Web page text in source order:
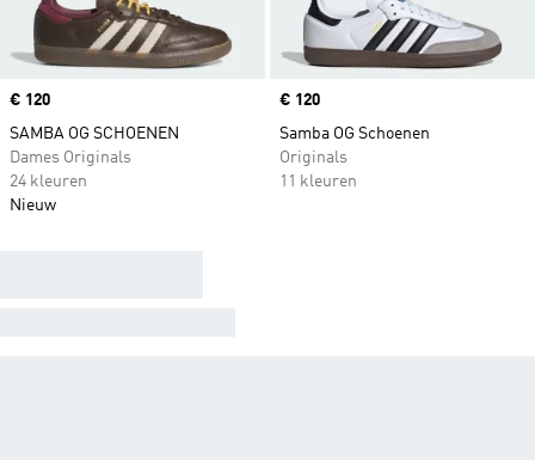
Price
€ 120
SAMBA OG SCHOENEN
Dames Originals
24 kleuren
Nieuw
Price
€ 120
Samba OG Schoenen
Originals
11 kleuren